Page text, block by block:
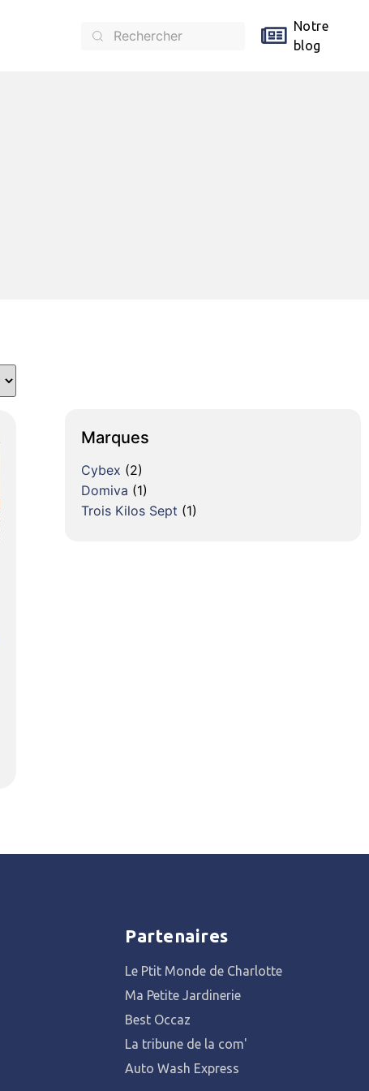
Notre
blog
Marques
Cybex (2)
Domiva (1)
Trois Kilos Sept (1)
Partenaires
Le Ptit Monde de Charlotte
Ma Petite Jardinerie
Best Occaz
La tribune de la com'
Auto Wash Express